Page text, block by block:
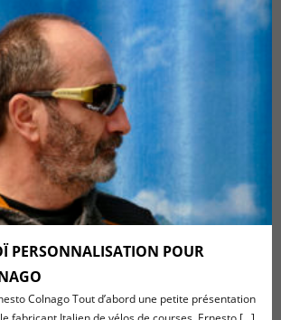
PERSONNALISATION POUR
Colnago Tout d’abord une petite présentation